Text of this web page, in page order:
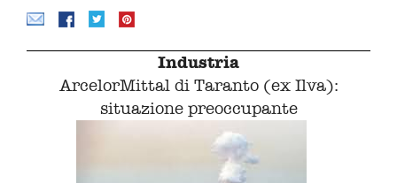
Industria
ArcelorMittal di Taranto (ex Ilva):
situazione preoccupante